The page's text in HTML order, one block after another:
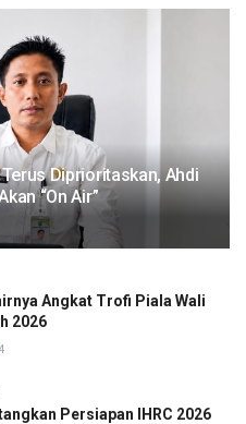
Diprioritaskan, Ahdi
“On Air”
Angkat Trofi Piala Wali
2026
4
Persiapan IHRC 2026